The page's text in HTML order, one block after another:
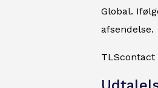
Global.
afsendelse.